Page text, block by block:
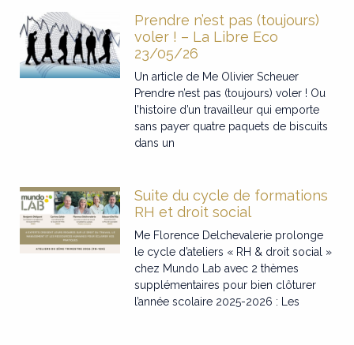
Prendre n’est pas (toujours)
voler ! – La Libre Eco
23/05/26
Un article de Me Olivier Scheuer
Prendre n’est pas (toujours) voler ! Ou
l’histoire d’un travailleur qui emporte
sans payer quatre paquets de biscuits
dans un
Suite du cycle de formations
RH et droit social
Me Florence Delchevalerie prolonge
le cycle d’ateliers « RH & droit social »
chez Mundo Lab avec 2 thèmes
supplémentaires pour bien clôturer
l’année scolaire 2025-2026 : Les